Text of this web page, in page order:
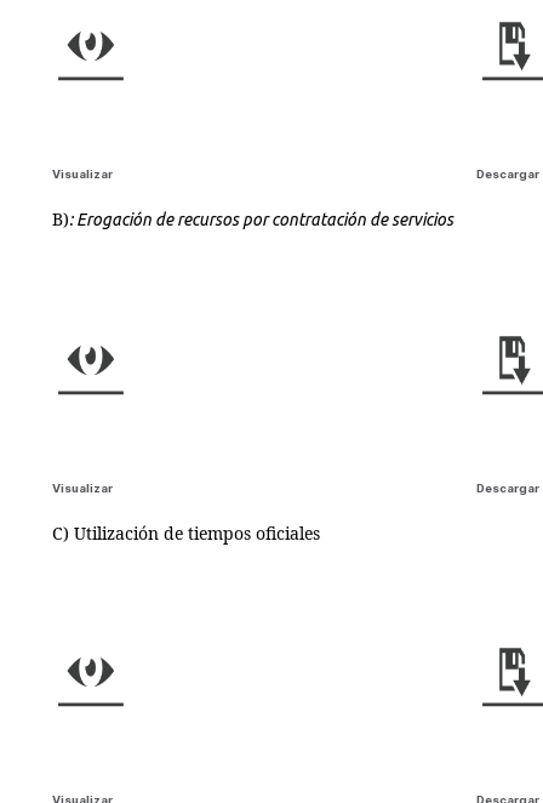
Visualizar Descargar
B): Erogación de recursos por contratación de servicios
Visualizar Descargar
C) Utilización de tiempos oficiales
Visualizar Descargar